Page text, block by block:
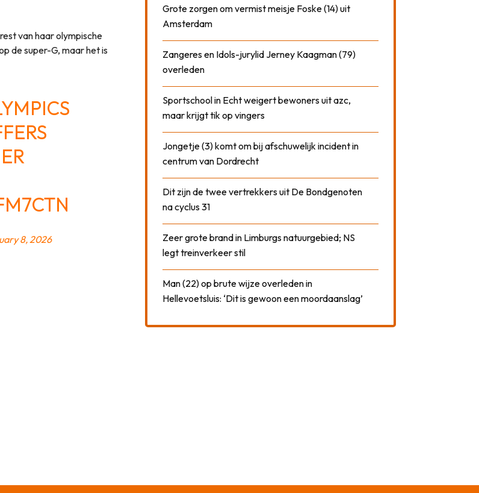
van haar olympische
de super-G, maar het is
8, 2026
Grote zorgen om vermist meisje Foske (14) uit
Amsterdam
Zangeres en Idols-jurylid Jerney Kaagman (79)
overleden
Sportschool in Echt weigert bewoners uit azc,
maar krijgt tik op vingers
Jongetje (3) komt om bij afschuwelijk incident in
centrum van Dordrecht
Dit zijn de twee vertrekkers uit De Bondgenoten
na cyclus 31
Zeer grote brand in Limburgs natuurgebied; NS
legt treinverkeer stil
Man (22) op brute wijze overleden in
Hellevoetsluis: ‘Dit is gewoon een moordaanslag’